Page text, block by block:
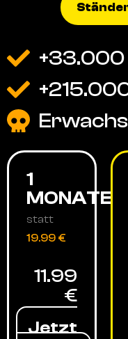
+33.000
1
MONATE
statt
19.99 €
11.99
€
Jetzt